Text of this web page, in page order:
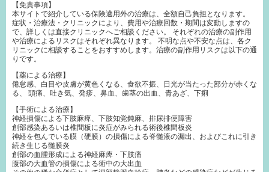
【免責事項】
本サイトで紹介している保険適用外の治療は、全額自己負担となります。
症状・治療法・クリニックにより、費用や治療回数・期間は変動しますの
で、詳しくは直接クリニックへご相談ください。 それぞれの治療の副作用
や治療によるリスクはそれぞれ異なります。 不明な点や不安な点は、各ク
リニックに相談することをおすすめします。治療の副作用リスクは以下の通
りです。
【薬による治療】
倦怠感、白目や皮膚が黄色くなる、食欲不振、日光が当たった部分が赤くな
る、 頭痛、吐き気、発疹、鼻血、歯茎の出血、青あざ、下痢
【手術による治療】
神経損傷による下肢麻痺、下肢知覚鈍麻、排尿排便障害
創部感染あるいは椎間板に炎症がみられる術後椎間板炎
神経を包んでいる膜（硬膜）の損傷による脊髄液の漏出、およびこれに引き
続き生じる髄膜炎
創部の血腫形成による神経麻痺・下肢痛
腹部の大血管の損傷による術中の大出血